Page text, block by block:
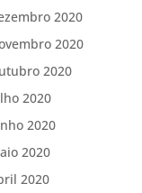
2020
2020
2020
2020
2020
2020
2020